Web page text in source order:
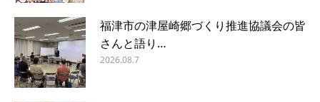
福津市の津屋崎郷づくり推進協議会の皆
さんと語り…
2026.08.7